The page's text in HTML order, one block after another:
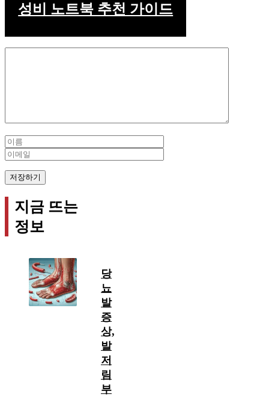
성비 노트북 추천 가이드
Name
지금 뜨는
정보
당
뇨
발
증
상,
발
저
림
부